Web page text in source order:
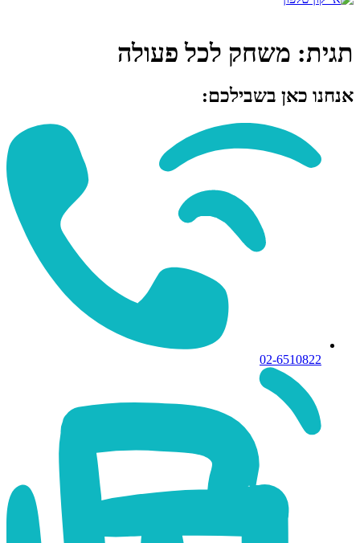
תגית: משחק לכל פעולה
אנחנו כאן בשבילכם:
02-6510822